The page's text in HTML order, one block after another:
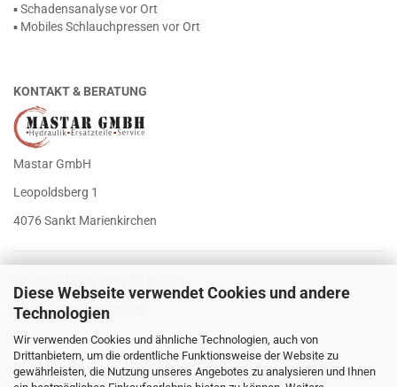
Diese Webseite verwendet Cookies und andere
Technologien
Wir verwenden Cookies und ähnliche Technologien, auch von
Drittanbietern, um die ordentliche Funktionsweise der Website zu
gewährleisten, die Nutzung unseres Angebotes zu analysieren und Ihnen
▪ Schadensanalyse vor Ort
▪ Mobiles Schlauchpressen vor Ort
KONTAKT & BERATUNG
Mastar GmbH
Leopoldsberg 1
4076 Sankt Marienkirchen
E-Mailoffice@mastar.at